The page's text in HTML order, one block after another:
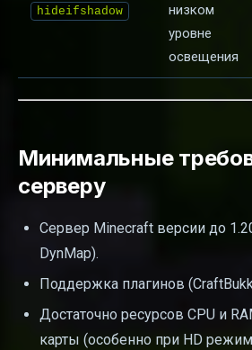
hideifshadow
низком
уровне
освещения
Минимальные
серверу
Сервер Minecraft версии до
DynMap).
Поддержка плагинов
Достаточно ресурсов CPU и
карты (особенно при HD